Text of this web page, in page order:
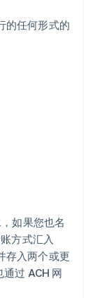
的任何形式的
如果您也名
方式汇入
存入两个或更
过 ACH 网